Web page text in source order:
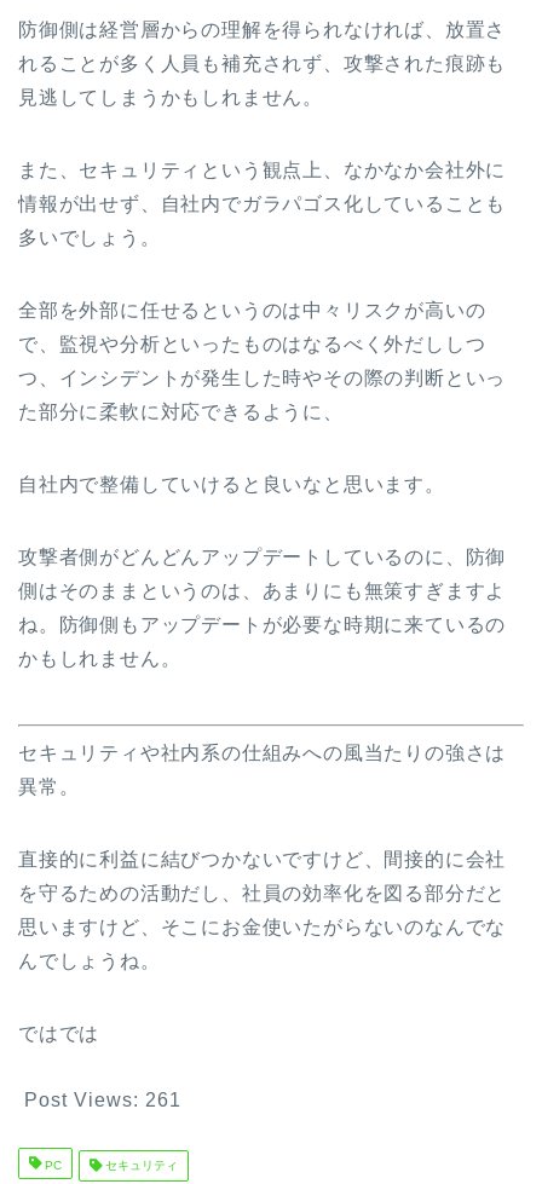
防御側は経営層からの理解を得られなければ、放置さ
れることが多く人員も補充されず、攻撃された痕跡も
見逃してしまうかもしれません。
また、セキュリティという観点上、なかなか会社外に
情報が出せず、自社内でガラパゴス化していることも
多いでしょう。
全部を外部に任せるというのは中々リスクが高いの
で、監視や分析といったものはなるべく外だししつ
つ、インシデントが発生した時やその際の判断といっ
た部分に柔軟に対応できるように、
自社内で整備していけると良いなと思います。
攻撃者側がどんどんアップデートしているのに、防御
側はそのままというのは、あまりにも無策すぎますよ
ね。防御側もアップデートが必要な時期に来ているの
かもしれません。
セキュリティや社内系の仕組みへの風当たりの強さは
異常。
直接的に利益に結びつかないですけど、間接的に会社
を守るための活動だし、社員の効率化を図る部分だと
思いますけど、そこにお金使いたがらないのなんでな
んでしょうね。
ではでは
Post Views: 261
PC セキュリティ